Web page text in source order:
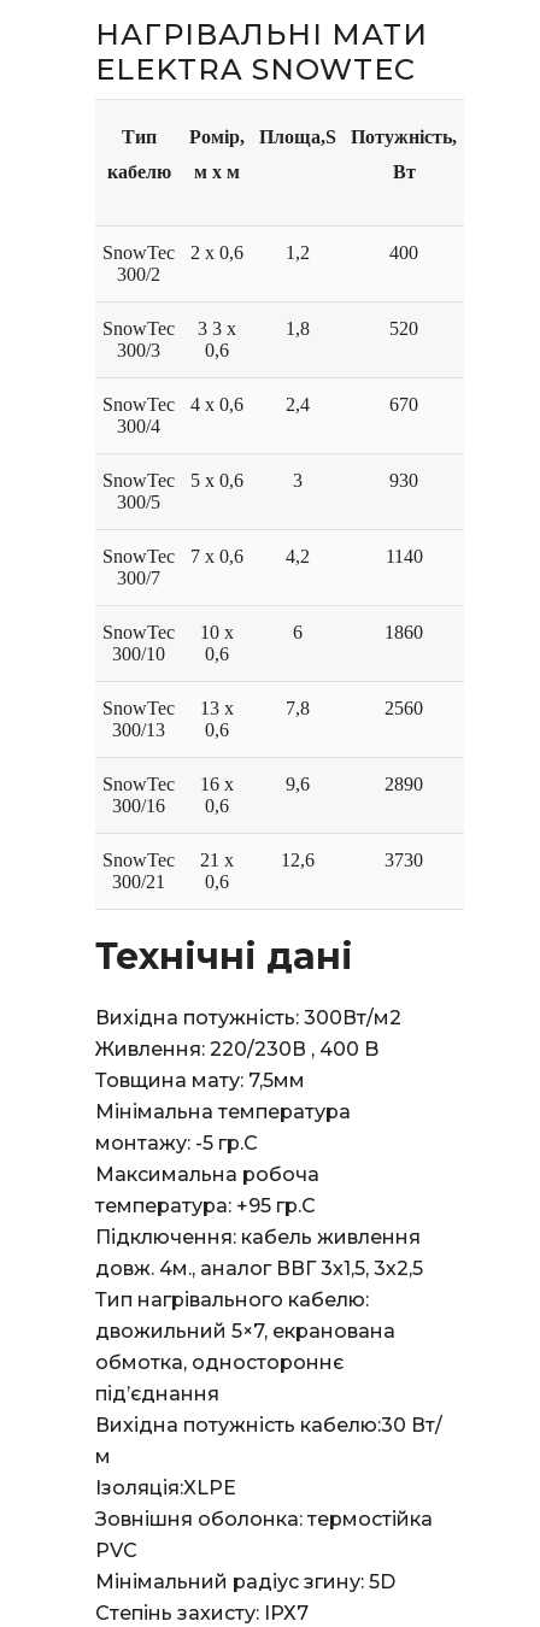
НАГРІВАЛЬНІ МАТИ
ELEKTRA SNOWTEC
Тип
кабелю
Ромір,
м x м
Площа,S
Потужність,
Вт
SnowTec
300/2
2 x 0,6 1,2 400
SnowTec
300/3
3 3 x
0,6
1,8 520
SnowTec
300/4
4 x 0,6 2,4 670
SnowTec
300/5
5 x 0,6 3 930
SnowTec
300/7
7 x 0,6 4,2 1140
SnowTec
300/10
10 x
0,6
6 1860
SnowTec
300/13
13 x
0,6
7,8 2560
SnowTec
300/16
16 x
0,6
9,6 2890
SnowTec
300/21
21 x
0,6
12,6 3730
Технічні дані
Вихідна потужність: 300Вт/м2
Живлення: 220/230В , 400 B
Товщина мату: 7,5мм
Мінімальна температура
монтажу: -5 гр.С
Максимальна робоча
температура: +95 гр.С
Підключення: кабель живлення
довж. 4м., аналог ВВГ 3х1,5, 3х2,5
Тип нагрівального кабелю:
двожильний 5×7, екранована
обмотка, одностороннє
під’єднання
Вихідна потужність кабелю:30 Вт/
м
Ізоляція:XLPE
Зовнішня оболонка: термостійка
PVC
Мінімальний радіус згину: 5D
Степінь захисту: ІРХ7